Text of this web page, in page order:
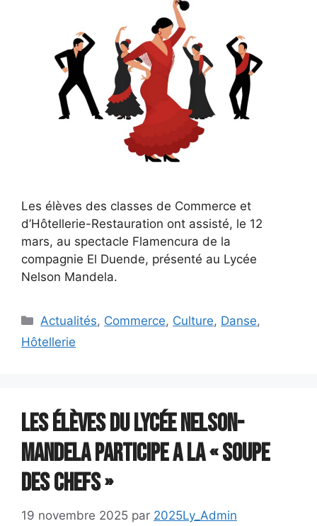
Les élèves des classes de Commerce et
d’Hôtellerie-Restauration ont assisté, le 12
mars, au spectacle Flamencura de la
compagnie El Duende, présenté au Lycée
Nelson Mandela.
Catégories
Actualités, Commerce, Culture, Danse,
Hôtellerie
Les élèves du lycée Nelson-
Mandela participe A la « Soupe
des Chefs »
19 novembre 2025 par 2025Ly_Admin